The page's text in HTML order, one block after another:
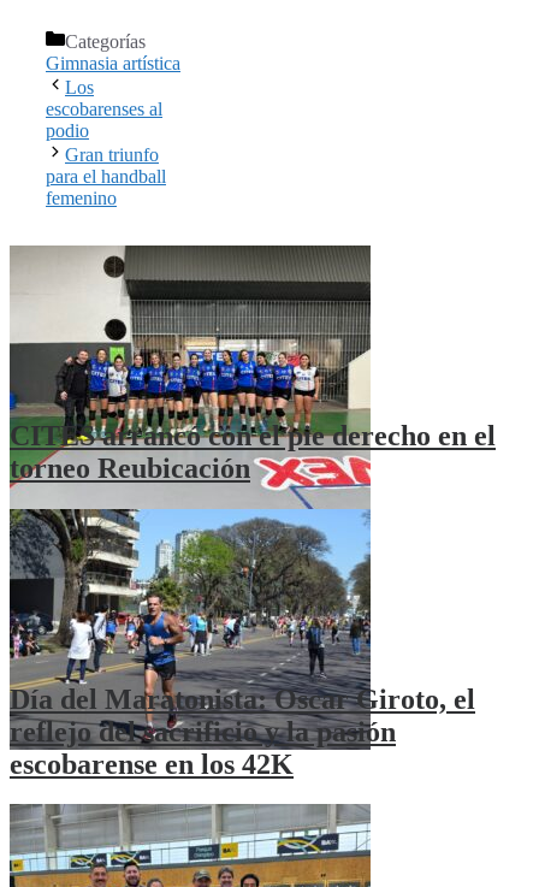
Categorías
Gimnasia artística
Los
escobarenses al
podio
Gran triunfo
para el handball
femenino
CITES arrancó con el pie derecho en el
torneo Reubicación
Día del Maratonista: Oscar Giroto, el
reflejo del sacrificio y la pasión
escobarense en los 42K